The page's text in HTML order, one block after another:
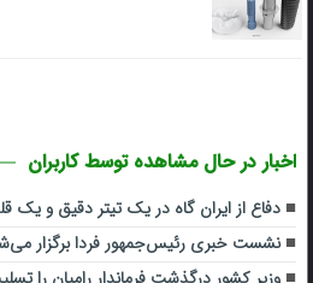
اخبار در حال مشاهده توسط کاربران
دفاع از ایران گاه در یک تیتر دقیق و یک
نشست خبری رئیس‌جمهور فردا برگزار